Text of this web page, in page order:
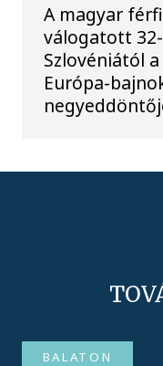
A magyar
válogatott
Szlovéniától
Európa-
BALATON